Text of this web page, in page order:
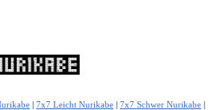
| 7x7 Leicht Nurikabe | 7x7 Schwer Nurikabe |